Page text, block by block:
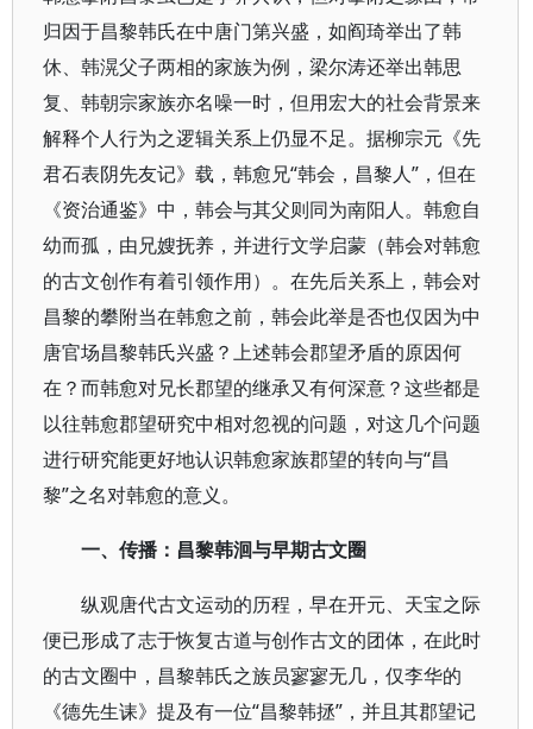
归因于昌黎韩氏在中唐门第兴盛，如阎琦举出了韩
休、韩滉父子两相的家族为例，梁尔涛还举出韩思
复、韩朝宗家族亦名噪一时，但用宏大的社会背景来
解释个人行为之逻辑关系上仍显不足。据柳宗元《先
君石表阴先友记》载，韩愈兄“韩会，昌黎人”，但在
《资治通鉴》中，韩会与其父则同为南阳人。韩愈自
幼而孤，由兄嫂抚养，并进行文学启蒙（韩会对韩愈
的古文创作有着引领作用）。在先后关系上，韩会对
昌黎的攀附当在韩愈之前，韩会此举是否也仅因为中
唐官场昌黎韩氏兴盛？上述韩会郡望矛盾的原因何
在？而韩愈对兄长郡望的继承又有何深意？这些都是
以往韩愈郡望研究中相对忽视的问题，对这几个问题
进行研究能更好地认识韩愈家族郡望的转向与“昌
黎”之名对韩愈的意义。
一、传播：昌黎韩洄与早期古文圈
纵观唐代古文运动的历程，早在开元、天宝之际
便已形成了志于恢复古道与创作古文的团体，在此时
的古文圈中，昌黎韩氏之族员寥寥无几，仅李华的
《德先生诔》提及有一位“昌黎韩拯”，并且其郡望记